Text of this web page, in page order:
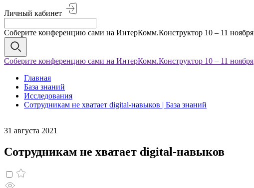
Личный кабинет
Соберите конференцию сами на ИнтерКомм.Конструктор 10 – 11 ноября
Соберите конференцию сами на ИнтерКомм.Конструктор 10 – 11 ноября
Главная
База знаний
Исследования
Сотрудникам не хватает digital-навыков | База знаний
31 августа 2021
Сотрудникам не хватает digital-навыков